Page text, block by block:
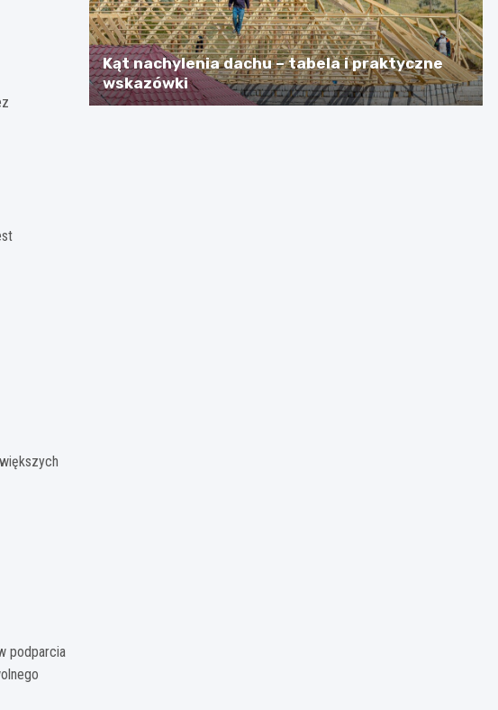
podparcia
Kąt nachylenia dachu – tabela i praktyczne
wskazówki